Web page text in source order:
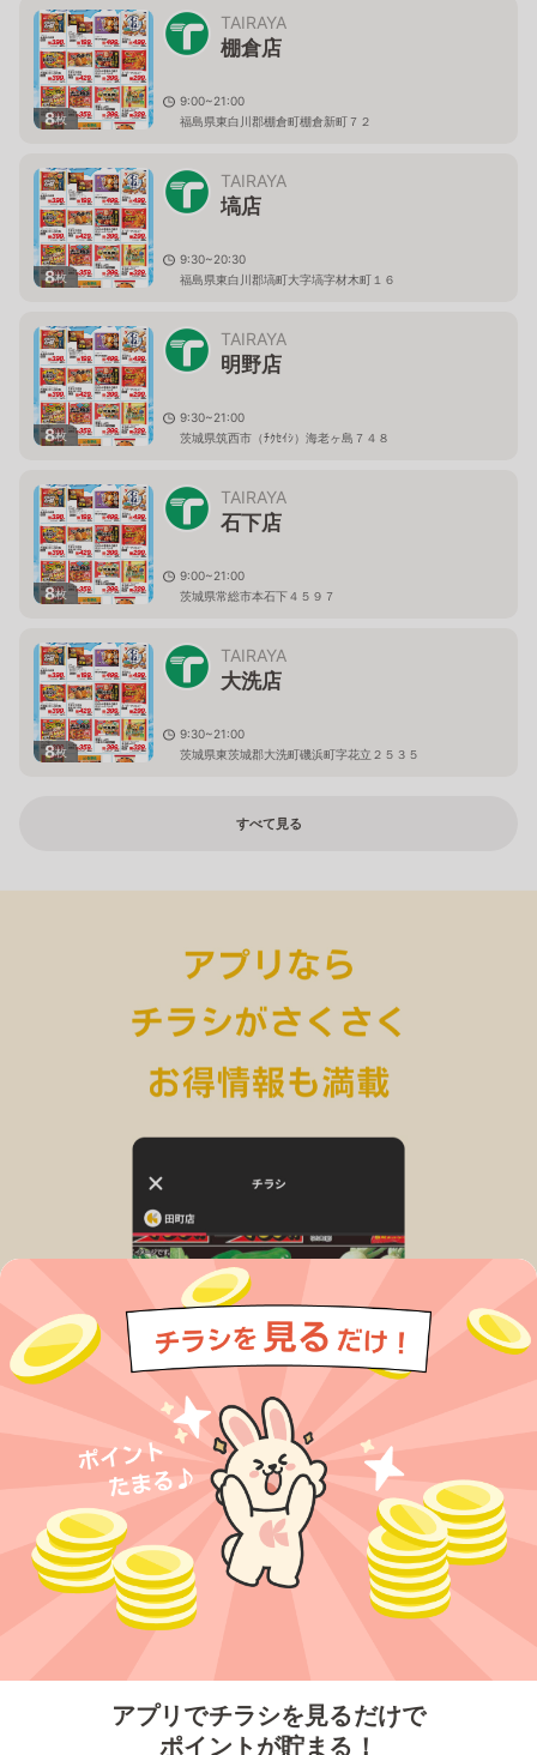
アプリでチラシを見るだけで
ポイントが貯まる！
8枚
TAIRAYA
棚倉店
9:00~21:00
福島県東白川郡棚倉町棚倉新町７２
8枚
TAIRAYA
塙店
9:30~20:30
福島県東白川郡塙町大字塙字材木町１６
8枚
TAIRAYA
明野店
9:30~21:00
茨城県筑西市（ﾁｸｾｲｼ）海老ヶ島７４８
8枚
TAIRAYA
石下店
9:00~21:00
茨城県常総市本石下４５９７
8枚
TAIRAYA
大洗店
9:30~21:00
茨城県東茨城郡大洗町磯浜町字花立２５３５
すべて見る